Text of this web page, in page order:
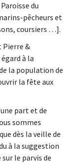
du
pêcheurs et
coursiers …].
Pierre &
à la
la population de
la fête aux
part et de
sommes
dès la veille de
à la suggestion
le parvis de